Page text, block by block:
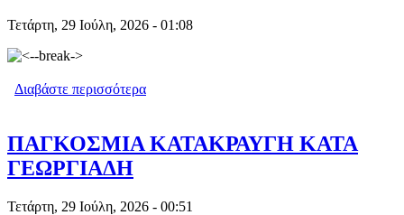
Τετάρτη, 29 Ιούλη, 2026 - 01:08
Διαβάστε περισσότερα
ΠΑΓΚΟΣΜΙΑ ΚΑΤΑΚΡΑΥΓΗ ΚΑΤΑ
ΓΕΩΡΓΙΑΔΗ
Τετάρτη, 29 Ιούλη, 2026 - 00:51